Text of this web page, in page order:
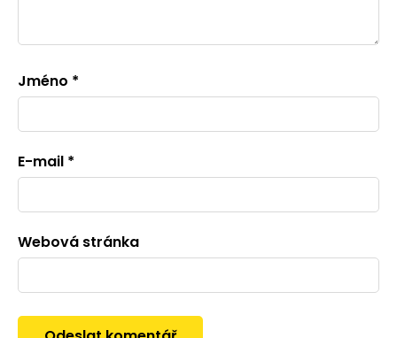
Jméno *
E-mail *
Webová stránka